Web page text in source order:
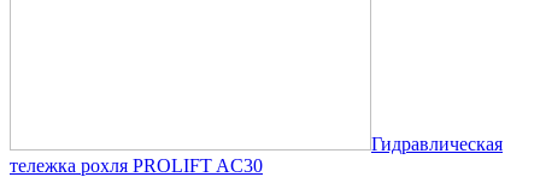
Гидравлическая
тележка рохля PROLIFT AC30